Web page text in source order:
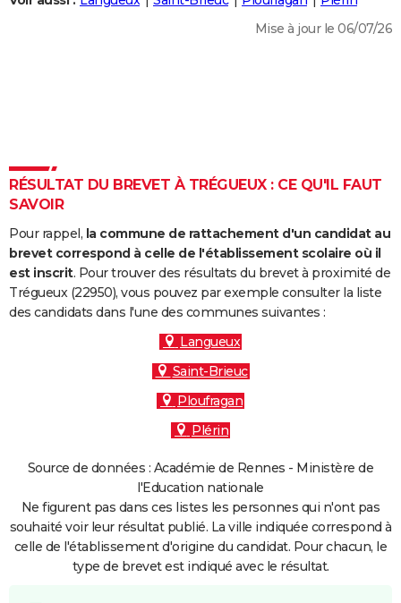
DICTIONNAIRE
Dictionnaire
Biographies
Citations
Expressions
Proverbes
PROGRAMME TV
COPAINS D'AVANT
S'inscrire
Se connecter
Lycées
Collèges
Primaires
Universités
Entreprises
Service militaire
Avis de recherche
AVIS DE DÉCÈS
FORUM
Mise à jour le 06/07/26
RÉSULTAT DU BREVET À TRÉGUEUX : CE QU'IL FAUT
SAVOIR
Pour rappel, la commune de rattachement d'un candidat au
brevet correspond à celle de l'établissement scolaire où il
est inscrit. Pour trouver des résultats du brevet à proximité de
Trégueux (22950), vous pouvez par exemple consulter la liste
des candidats dans l'une des communes suivantes :
Langueux
Saint-Brieuc
Ploufragan
Plérin
Source de données : Académie de Rennes - Ministère de
l'Education nationale
Ne figurent pas dans ces listes les personnes qui n'ont pas
souhaité voir leur résultat publié. La ville indiquée correspond à
celle de l'établissement d'origine du candidat. Pour chacun, le
type de brevet est indiqué avec le résultat.